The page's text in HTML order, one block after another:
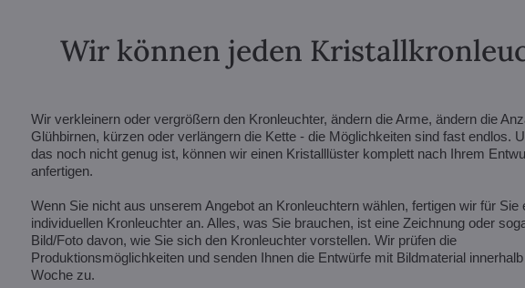
Wir können jeden
Wir verkleinern oder vergrößern den Kronleuchter, ändern die Arme, ändern die
Glühbirnen, kürzen oder verlängern die Kette - die Möglichkeiten sind fast endlos.
das noch nicht genug ist, können wir einen Kristalllüster komplett nach Ihrem
anfertigen.
Wenn Sie nicht aus unserem Angebot an Kronleuchtern wählen, fertigen wir für Sie
individuellen Kronleuchter an. Alles, was Sie brauchen, ist eine Zeichnung oder
Bild/Foto davon, wie Sie sich den Kronleuchter vorstellen. Wir prüfen die
Produktionsmöglichkeiten und senden Ihnen die Entwürfe mit Bildmaterial
Woche zu.